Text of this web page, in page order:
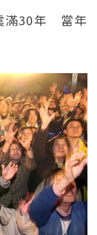
滿30年 當年